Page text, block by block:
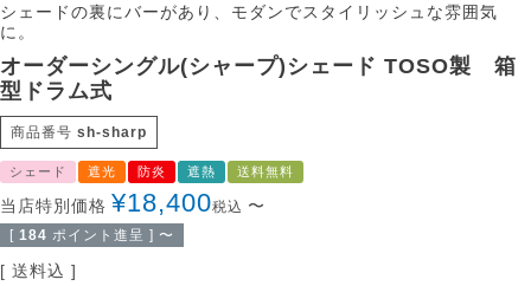
シェードの裏にバーがあり、モダンでスタイリッシュな雰囲気
に。
オーダーシングル(シャープ)シェード TOSO製 箱
型ドラム式
商品番号 sh-sharp
シェード 遮光 防炎 遮熱 送料無料
当店特別価格 ¥18,400税込 〜
[ 184 ポイント進呈 ] 〜
送料込